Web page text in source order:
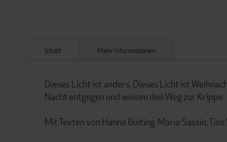
Inhalt
Dieses Licht ist anders. Dieses Licht ist
Nacht entgegen und weisen den Weg zur Krippe.
Mit Texten von Hanna Buiting, Maria Sassin,
Mehr Informationen